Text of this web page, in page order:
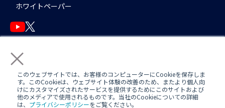
×
このウェブサイトでは、お客様のコンピューターにCookieを保存しま
す。このCookieは、ウェブサイト体験の改善のため、またより個人向
けにカスタマイズされたサービスを提供するためにこのサイトおよび
他のメディアで使用されるものです。当社のCookieについての詳細
は、 プライバシーポリシーをご覧ください。
ホワイトペーパー
運用アシスタント利用規約(AWS/ Azure) 日中運用支援定型約款